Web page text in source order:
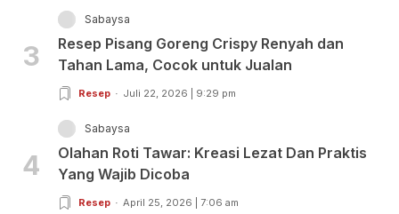
3
Sabaysa
Resep Pisang Goreng Crispy Renyah dan
Tahan Lama, Cocok untuk Jualan
Resep Juli 22, 2026 | 9:29 pm
4
Sabaysa
Olahan Roti Tawar: Kreasi Lezat Dan Praktis
Yang Wajib Dicoba
Resep April 25, 2026 | 7:06 am